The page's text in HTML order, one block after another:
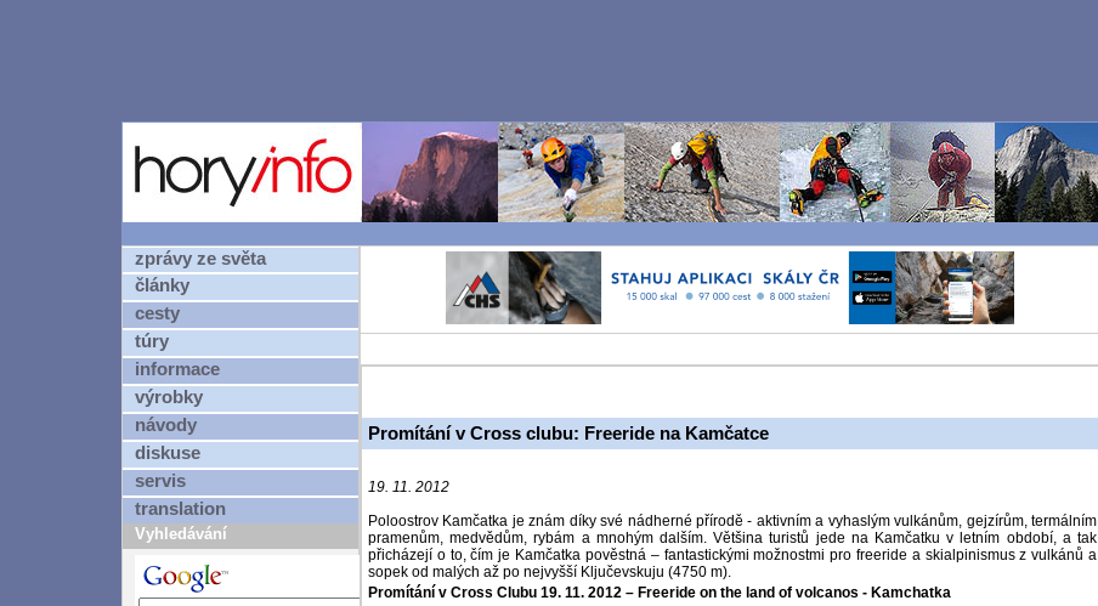
zprávy ze světa
články
cesty
túry
informace
výrobky
návody
diskuse
servis
translation
Vyhledávání
Promítání v Cross clubu: Freeride na Kamčatce
19. 11. 2012
Poloostrov Kamčatka je znám díky své nádherné přírodě - aktivním a vyhaslým vulkánům, gejzírům, termálním
pramenům, medvědům, rybám a mnohým dalším. Většina turistů jede na Kamčatku v letním období, a tak
přicházejí o to, čím je Kamčatka pověstná – fantastickými možnostmi pro freeride a skialpinismus z vulkánů a
sopek od malých až po nejvyšší Ključevskuju (4750 m).
Promítání v Cross Clubu 19. 11. 2012 – Freeride on the land of volcanos - Kamchatka